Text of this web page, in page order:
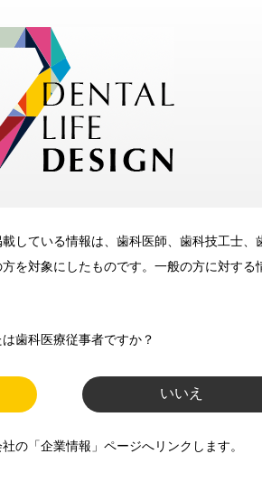
している情報は、歯科医師、歯科技工士、
を対象にしたものです。一般の方に対する
歯科医療従事者ですか？
いいえ
の「企業情報」ページへリンクします。
フデザインをもっと便利にご利用い
メリット
ルマガジンでお届け
衛生士、歯科技工士）に
す。